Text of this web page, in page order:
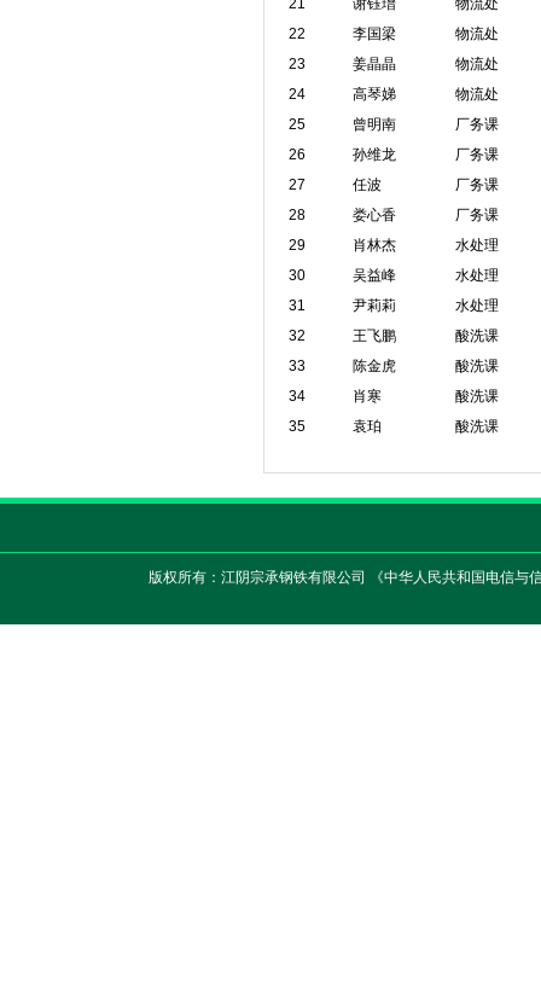
21
谢钰瑨
物流处
22
李国梁
物流处
23
姜晶晶
物流处
24
高琴娣
物流处
25
曾明南
厂务课
26
孙维龙
厂务课
27
任波
厂务课
28
娄心香
厂务课
29
肖林杰
水处理
30
吴益峰
水处理
31
尹莉莉
水处理
32
王飞鹏
酸洗课
33
陈金虎
酸洗课
34
肖寒
酸洗课
35
袁珀 酸洗课
版权所有：江阴宗承钢铁有限公司 《中华人民共和国电信与